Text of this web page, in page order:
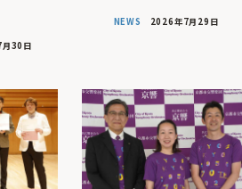
30日
NEWS 2026年7月29日